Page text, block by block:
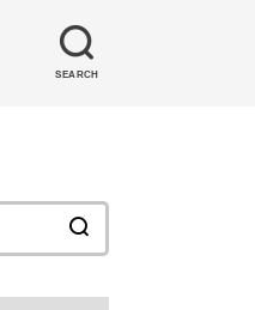
SEARCH